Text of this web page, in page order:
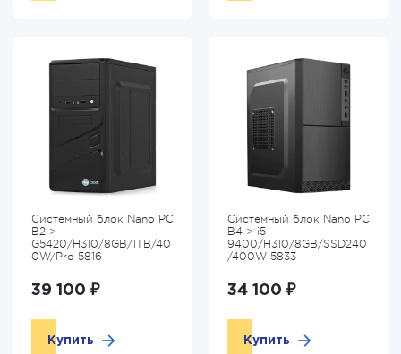
Системный блок Nano PC
B2 >
G5420/H310/8GB/1TB/40
0W/Pro 5816
39 100 ₽
Купить
Системный блок Nano PC
B4 > i5-
9400/H310/8GB/SSD240
/400W 5833
34 100 ₽
Купить